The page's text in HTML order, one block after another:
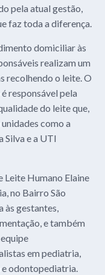
pela atual gestão,
faz toda a diferença.
domiciliar às
realizam um
recolhendo o leite. O
responsável pela
do leite que,
como a
e a UTI
Leite Humano Elaine
no Bairro São
às gestantes,
e também
em pediatria,
odontopediatria.